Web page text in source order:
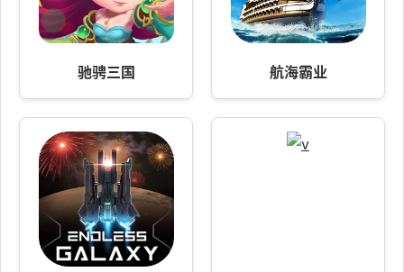
驰骋三国 航海霸业